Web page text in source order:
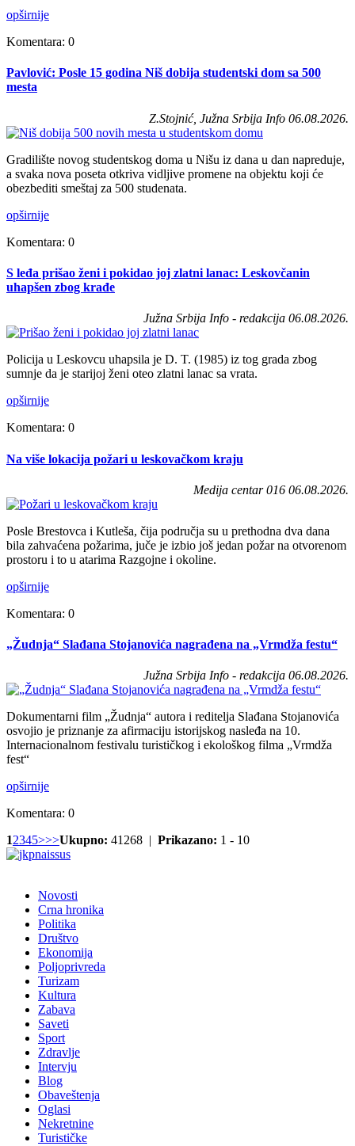
opširnije
Komentara: 0
Pavlović: Posle 15 godina Niš dobija studentski dom sa 500
mesta
Z.Stojnić, Južna Srbija Info 06.08.2026.
Gradilište novog studentskog doma u Nišu iz dana u dan napreduje,
a svaka nova poseta otkriva vidljive promene na objektu koji će
obezbediti smeštaj za 500 studenata.
opširnije
Komentara: 0
S leđa prišao ženi i pokidao joj zlatni lanac: Leskovčanin
uhapšen zbog krađe
Južna Srbija Info - redakcija 06.08.2026.
Policija u Leskovcu uhapsila je D. T. (1985) iz tog grada zbog
sumnje da je starijoj ženi oteo zlatni lanac sa vrata.
opširnije
Komentara: 0
Na više lokacija požari u leskovačkom kraju
Medija centar 016 06.08.2026.
Posle Brestovca i Kutleša, čija područja su u prethodna dva dana
bila zahvaćena požarima, juče je izbio još jedan požar na otvorenom
prostoru i to u atarima Razgojne i okoline.
opširnije
Komentara: 0
„Žudnja“ Slađana Stojanovića nagrađena na „Vrmdža festu“
Južna Srbija Info - redakcija 06.08.2026.
Dokumentarni film „Žudnja“ autora i reditelja Slađana Stojanovića
osvojio je priznanje za afirmaciju istorijskog nasleđa na 10.
Internacionalnom festivalu turističkog i ekološkog filma „Vrmdža
fest“
opširnije
Komentara: 0
12345>>>Ukupno: 41268 | Prikazano: 1 - 10
Novosti
Crna hronika
Politika
Društvo
Ekonomija
Poljoprivreda
Turizam
Kultura
Zabava
Saveti
Sport
Zdravlje
Intervju
Blog
Obaveštenja
Oglasi
Nekretnine
Turističke